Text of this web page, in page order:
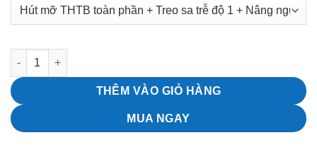
Deal hot combo tạo hình thành bụng + treo sa trễ + nâng
THÊM VÀO GIỎ HÀNG
MUA NGAY